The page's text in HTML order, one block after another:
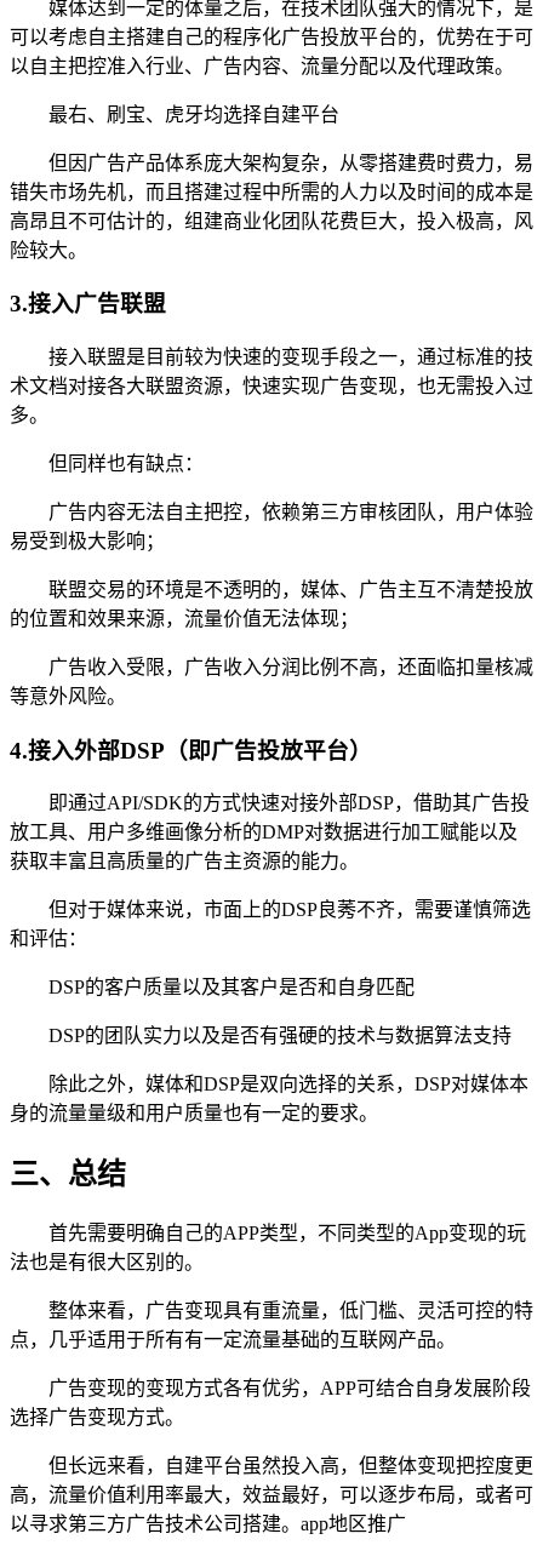
媒体达到一定的体量之后，在技术团队强大的情况下，是
可以考虑自主搭建自己的程序化广告投放平台的，优势在于可
以自主把控准入行业、广告内容、流量分配以及代理政策。
最右、刷宝、虎牙均选择自建平台
但因广告产品体系庞大架构复杂，从零搭建费时费力，易
错失市场先机，而且搭建过程中所需的人力以及时间的成本是
高昂且不可估计的，组建商业化团队花费巨大，投入极高，风
险较大。
3.接入广告联盟
接入联盟是目前较为快速的变现手段之一，通过标准的技
术文档对接各大联盟资源，快速实现广告变现，也无需投入过
多。
但同样也有缺点：
广告内容无法自主把控，依赖第三方审核团队，用户体验
易受到极大影响；
联盟交易的环境是不透明的，媒体、广告主互不清楚投放
的位置和效果来源，流量价值无法体现；
广告收入受限，广告收入分润比例不高，还面临扣量核减
等意外风险。
4.接入外部DSP（即广告投放平台）
即通过API/SDK的方式快速对接外部DSP，借助其广告投
放工具、用户多维画像分析的DMP对数据进行加工赋能以及
获取丰富且高质量的广告主资源的能力。
但对于媒体来说，市面上的DSP良莠不齐，需要谨慎筛选
和评估：
DSP的客户质量以及其客户是否和自身匹配
DSP的团队实力以及是否有强硬的技术与数据算法支持
除此之外，媒体和DSP是双向选择的关系，DSP对媒体本
身的流量量级和用户质量也有一定的要求。
三、总结
首先需要明确自己的APP类型，不同类型的App变现的玩
法也是有很大区别的。
整体来看，广告变现具有重流量，低门槛、灵活可控的特
点，几乎适用于所有有一定流量基础的互联网产品。
广告变现的变现方式各有优劣，APP可结合自身发展阶段
选择广告变现方式。
但长远来看，自建平台虽然投入高，但整体变现把控度更
高，流量价值利用率最大，效益最好，可以逐步布局，或者可
以寻求第三方广告技术公司搭建。app地区推广